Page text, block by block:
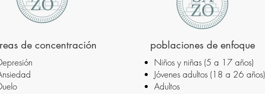
de concentración poblaciones de enfoque
Niños y niñas (5 a 17 años)
Jóvenes adultos (18 a 26 años)
Adultos